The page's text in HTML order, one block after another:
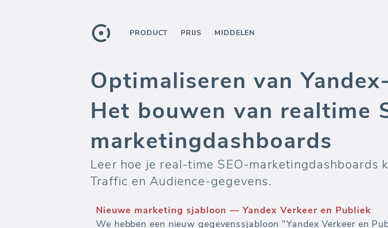
PRODUCT PRIJS MIDDELEN
Optimaliseren van
Het bouwen van realtime
marketingdashboards
Leer hoe je real-time SEO-marketingdashboards
Traffic en Audience-gegevens.
Automatiseer marketingrapporten en dashboards
Bewaak budgetten en meet de effectiviteit van elke uitgegeven